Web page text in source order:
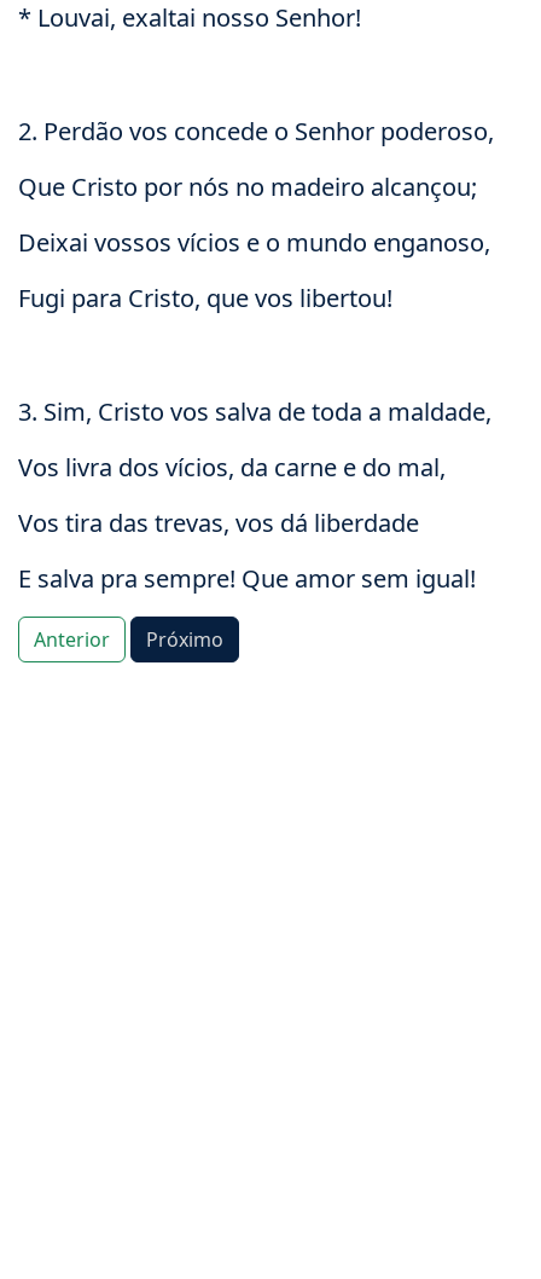
* Louvai, exaltai nosso Senhor!
2. Perdão vos concede o Senhor poderoso,
Que Cristo por nós no madeiro alcançou;
Deixai vossos vícios e o mundo enganoso,
Fugi para Cristo, que vos libertou!
3. Sim, Cristo vos salva de toda a maldade,
Vos livra dos vícios, da carne e do mal,
Vos tira das trevas, vos dá liberdade
E salva pra sempre! Que amor sem igual!
Anterior Próximo